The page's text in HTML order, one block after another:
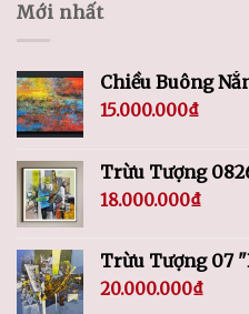
Mới nhất
Chiều Buông
15.000.000₫
Trừu Tượng
18.000.000₫
Trừu Tượng 07
20.000.000₫